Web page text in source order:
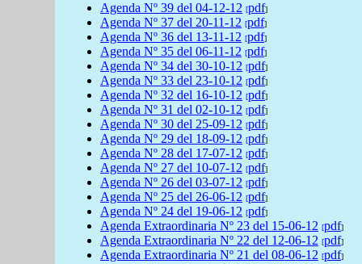
Agenda Nº 39 del 04-12-12 [pdf]
Agenda Nº 37 del 20-11-12 [pdf]
Agenda Nº 36 del 13-11-12 [pdf]
Agenda Nº 35 del 06-11-12 [pdf]
Agenda Nº 34 del 30-10-12 [pdf]
Agenda Nº 33 del 23-10-12 [pdf]
Agenda Nº 32 del 16-10-12 [pdf]
Agenda Nº 31 del 02-10-12 [pdf]
Agenda Nº 30 del 25-09-12 [pdf]
Agenda Nº 29 del 18-09-12 [pdf]
Agenda Nº 28 del 17-07-12 [pdf]
Agenda Nº 27 del 10-07-12 [pdf]
Agenda Nº 26 del 03-07-12 [pdf]
Agenda Nº 25 del 26-06-12 [pdf]
Agenda Nº 24 del 19-06-12 [pdf]
Agenda Extraordinaria Nº 23 del 15-06-12 [pdf]
Agenda Extraordinaria Nº 22 del 12-06-12 [pdf]
Agenda Extraordinaria Nº 21 del 08-06-12 [pdf]